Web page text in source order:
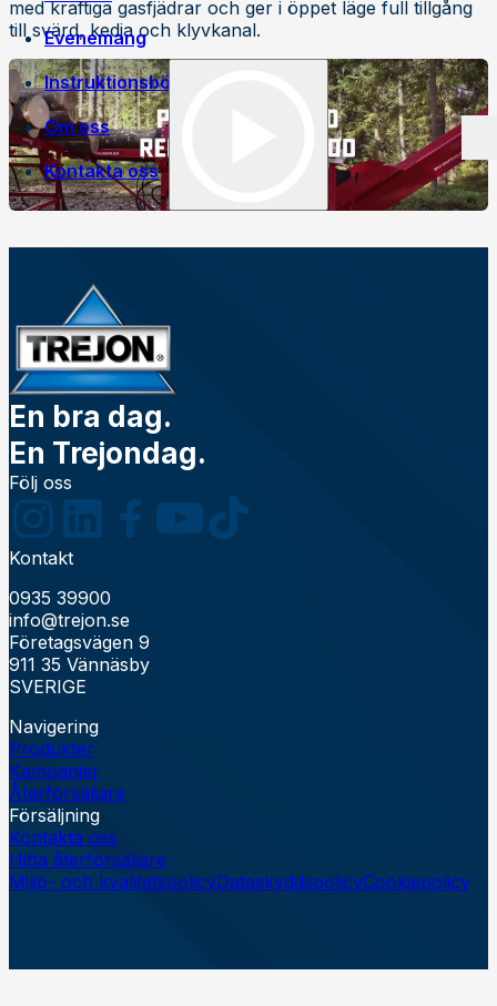
Evenemang
Instruktionsböcker
Om oss
Egen tillverkning
Jobba på Trejon
Historia
Kontakta oss
med kraftiga gasfjädrar och ger i öppet läge full tillgång
till svärd, kedja och klyvkanal.
En bra dag.
En Trejondag.
Följ oss
Kontakt
0935 39900
info@trejon.se
Företagsvägen 9
911 35 Vännäsby
SVERIGE
Navigering
Produkter
Kampanjer
Återförsäljare
Försäljning
Kontakta oss
Hitta återförsäljare
Miljö- och kvalitetspolicyDataskyddspolicyCookiepolicy